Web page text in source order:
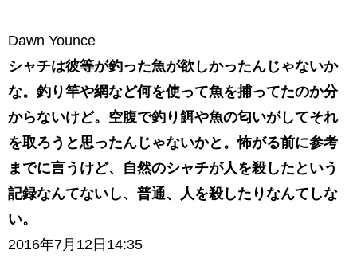
Dawn Younce
シャチは彼等が釣った魚が欲しかったんじゃないか
な。釣り竿や網など何を使って魚を捕ってたのか分
からないけど。空腹で釣り餌や魚の匂いがしてそれ
を取ろうと思ったんじゃないかと。怖がる前に参考
までに言うけど、自然のシャチが人を殺したという
記録なんてないし、普通、人を殺したりなんてしな
い。
2016年7月12日14:35